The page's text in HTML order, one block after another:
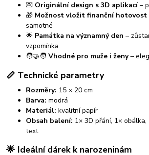
💌 Originální design s 3D aplikací–
🎁 Možnost vložit finanční hotovost
samotné
🌟 Památka na významný den –
vzpomínka
🧑‍🤝‍🧑Vhodné pro muže i ženy–
📏 Technické parametry
Rozměry: 15 × 20 cm
Barva: modrá
Materiál: kvalitní papír
Obsah balení: 1× 3D přání, 1×
text
🌟 Ideální dárek k narozeninám